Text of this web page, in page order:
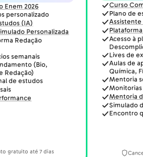
Enem 2026
personalizado
(IA)
Personalizada
Redação
semanais
(Bio,
Redação)
de estudos
gratuito até 7 dias
Curso
Plano de
Acesso à
Lives de
Aulas de
Química,
Mentoria
Monitorias
Mentoria
Simulado
Encontro